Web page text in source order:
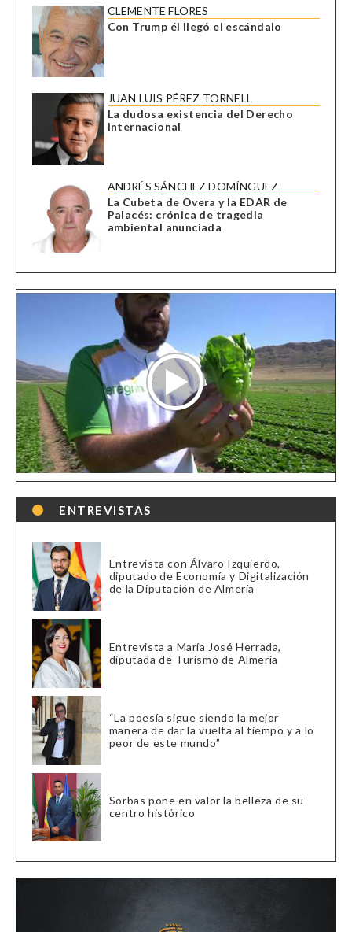
CLEMENTE FLORES
Con Trump él llegó el escándalo
JUAN LUIS PÉREZ TORNELL
La dudosa existencia del Derecho
Internacional
ANDRÉS SÁNCHEZ DOMÍNGUEZ
La Cubeta de Overa y la EDAR de
Palacés: crónica de tragedia
ambiental anunciada
ENTREVISTAS
Entrevista con Álvaro Izquierdo,
diputado de Economía y Digitalización
de la Diputación de Almería
Entrevista a María José Herrada,
diputada de Turismo de Almería
“La poesía sigue siendo la mejor
manera de dar la vuelta al tiempo y a lo
peor de este mundo”
Sorbas pone en valor la belleza de su
centro histórico